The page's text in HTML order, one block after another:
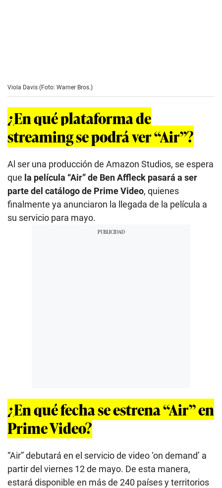
Viola Davis (Foto: Warner Bros.)
¿En qué plataforma de
streaming se podrá ver “Air”?
Al ser una producción de Amazon Studios, se espera
que la película “Air” de Ben Affleck pasará a ser
parte del catálogo de Prime Video, quienes
finalmente ya anunciaron la llegada de la película a
su servicio para mayo.
¿En qué fecha se estrena “Air” en
Prime Video?
“Air” debutará en el servicio de video ‘on demand’ a
partir del viernes 12 de mayo. De esta manera,
estará disponible en más de 240 países y territorios